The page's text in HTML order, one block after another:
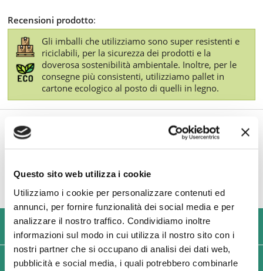
Questo sito web utilizza i cookie
Utilizziamo i cookie per personalizzare contenuti ed
annunci, per fornire funzionalità dei social media e per
analizzare il nostro traffico. Condividiamo inoltre
informazioni sul modo in cui utilizza il nostro sito con i
nostri partner che si occupano di analisi dei dati web,
pubblicità e social media, i quali potrebbero combinarle
Recensioni prodotto:
Gli imballi che utilizziamo sono super resistenti e
riciclabili, per la sicurezza dei prodotti e la
doverosa sostenibilità ambientale. Inoltre, per le
consegne più consistenti, utilizziamo pallet in
cartone ecologico al posto di quelli in legno.
TI POTREBBE INTERESSARE ANCHE
USIAMO SOLO IMBALLAGGI RESISTENTI ED ECOLOGICI
SPEDIZIONI VELOCI IN 24/48/72 ORE (GIORNI